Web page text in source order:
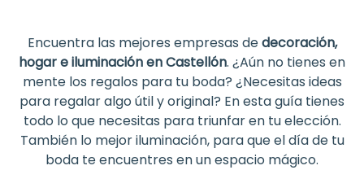
Encuentra las mejores empresas dedecoración,
hogar e iluminación en Castellón. ¿Aún no tienes en
mente los regalos para tu boda? ¿Necesitas ideas
para regalar algo útil y original? En esta guía tienes
todo lo que necesitas para triunfar en tu elección.
También lo mejor iluminación, para que el día de tu
boda te encuentres en un espacio mágico.